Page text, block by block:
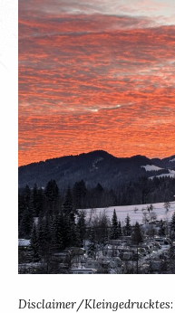
Disclaimer/Kleingedrucktes: